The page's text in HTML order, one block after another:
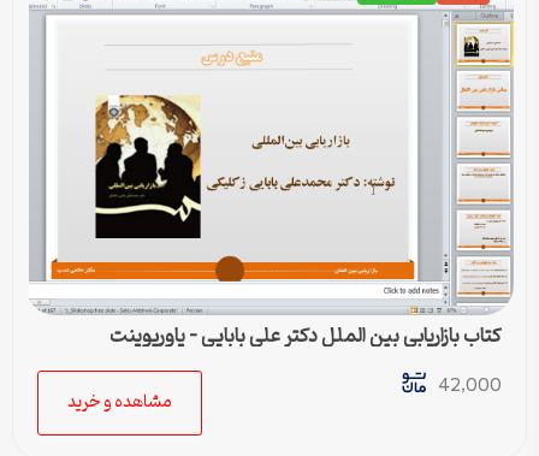
کتاب بازاریابی بین الملل دکتر علی بابایی – پاورپوینت
42,000
مشاهده و خرید